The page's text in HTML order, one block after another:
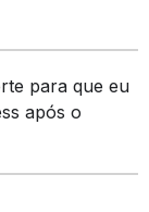
para que eu
após o